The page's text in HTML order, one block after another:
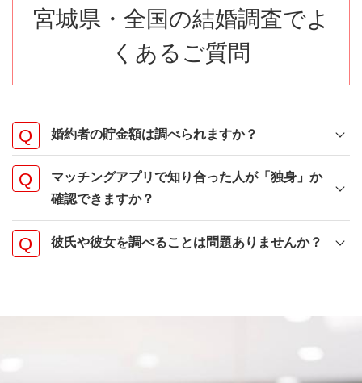
宮城県・全国の結婚調査でよ
くあるご質問
婚約者の貯金額は調べられますか？
マッチングアプリで知り合った人が「独身」か
確認できますか？
彼氏や彼女を調べることは問題ありませんか？